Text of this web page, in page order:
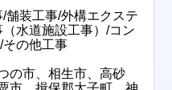
舗装工事/外構エクステ
水道施設工事）/コン
その他工事
の市、相生市、高砂